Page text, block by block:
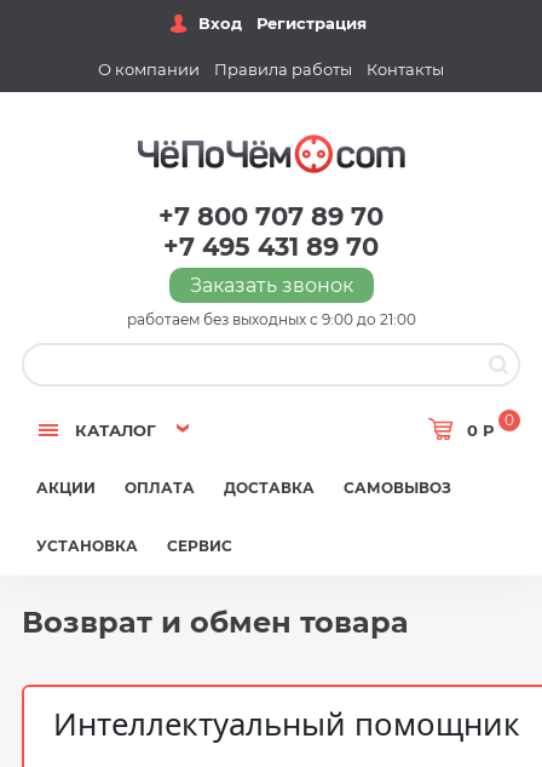
Вход Регистрация
О компании Правила работы Контакты
+7 800 707 89 70
+7 495 431 89 70
Заказать звонок
работаем без выходных с 9:00 до 21:00
КАТАЛОГ 0 Р
0
АКЦИИ ОПЛАТА ДОСТАВКА САМОВЫВОЗ
УСТАНОВКА СЕРВИС
Возврат и обмен товара